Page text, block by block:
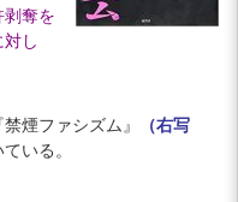
奪を
し
煙ファシズム』
（右写
いる。